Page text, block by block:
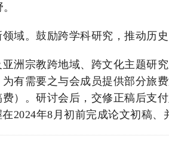
域。鼓励跨学科研究，推动历史
洲宗教跨地域、跨文化主题研
有需要之与会成员提供部分旅
）。研讨会后，交修正稿后支
2024年8月初前完成论文初稿、